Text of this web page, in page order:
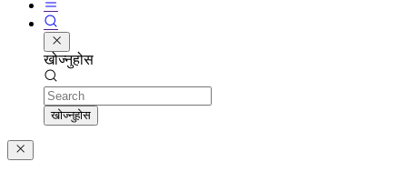
खोज्नुहोस
Search
खोज्नुहोस